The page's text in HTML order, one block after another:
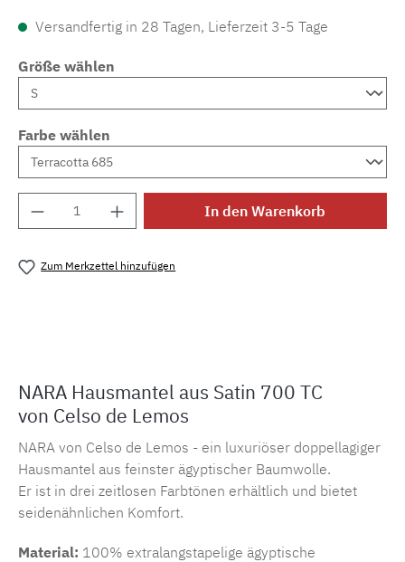
Versandfertig in 28 Tagen, Lieferzeit 3-5 Tage
Größe wählen
Farbe wählen
Produkt Anzahl: Gib den gewünschten
In den Warenkorb
Zum Merkzettel hinzufügen
NARA Hausmantel aus Satin 700 TC
von Celso de Lemos
NARA von Celso de Lemos - ein luxuriöser doppellagiger
Hausmantel aus feinster ägyptischer Baumwolle.
Er ist in drei zeitlosen Farbtönen erhältlich und bietet
seidenähnlichen Komfort.
Material: 100% extralangstapelige ägyptische